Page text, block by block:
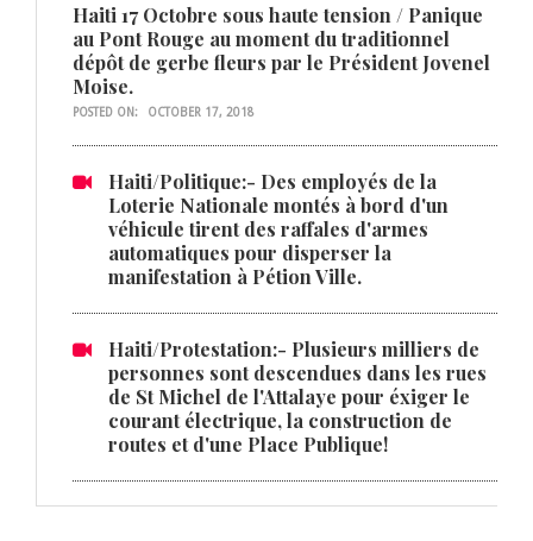
Haiti 17 Octobre sous haute tension / Panique
au Pont Rouge au moment du traditionnel
dépôt de gerbe fleurs par le Président Jovenel
Moise.
POSTED ON: OCTOBER 17, 2018
Haiti/Politique:- Des employés de la
Loterie Nationale montés à bord d'un
véhicule tirent des raffales d'armes
automatiques pour disperser la
manifestation à Pétion Ville.
Haiti/Protestation:- Plusieurs milliers de
personnes sont descendues dans les rues
de St Michel de l'Attalaye pour éxiger le
courant électrique, la construction de
routes et d'une Place Publique!